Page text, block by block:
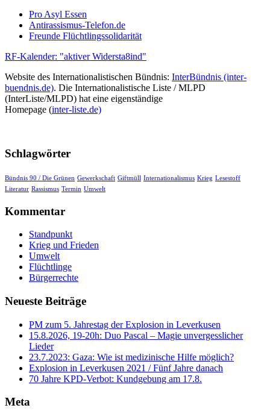
Pro Asyl Essen
Antirassismus-Telefon.de
Freunde Flüchtlingssolidarität
RF-Kalender: "aktiver Widersta8ind"
Website des Internationalistischen Bündnis: InterBündnis (inter-
buendnis.de). Die Internationalistische Liste / MLPD
(InterListe/MLPD) hat eine eigenständige
Homepage (inter-liste.de)
Schlagwörter
Bündnis 90 / Die Grünen Gewerkschaft Giftmüll Internationalismus Krieg Lesestoff
Literatur Rassismus Termin Umwelt
Kommentar
Standpunkt
Krieg und Frieden
Umwelt
Flüchtlinge
Bürgerrechte
Neueste Beiträge
PM zum 5. Jahrestag der Explosion in Leverkusen
15.8.2026, 19-20h: Duo Pascal – Magie unvergesslicher
Lieder
23.7.2023: Gaza: Wie ist medizinische Hilfe möglich?
Explosion in Leverkusen 2021 / Fünf Jahre danach
70 Jahre KPD‑Verbot: Kundgebung am 17.8.
Meta